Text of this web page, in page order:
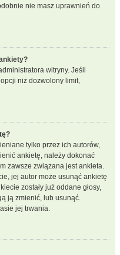
nie masz uprawnień do
witryny. Jeśli
niż dozwolony limit,
tylko przez ich autorów,
ankietę, należy dokonać
zawsze związana jest ankieta.
jej autor może usunąć ankietę
zostały już oddane głosy,
ją zmienić, lub usunąć.
jej trwania.